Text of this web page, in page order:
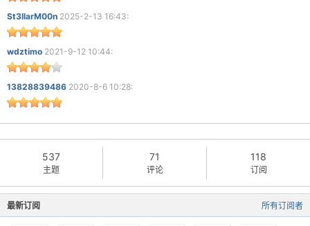
St3llarM00n 2025-2-13 16:43:
wdztimo 2021-9-12 10:44:
13828839486 2020-8-6 10:28:
537
主题
71
评论
118
订阅
所有订阅者
最新订阅